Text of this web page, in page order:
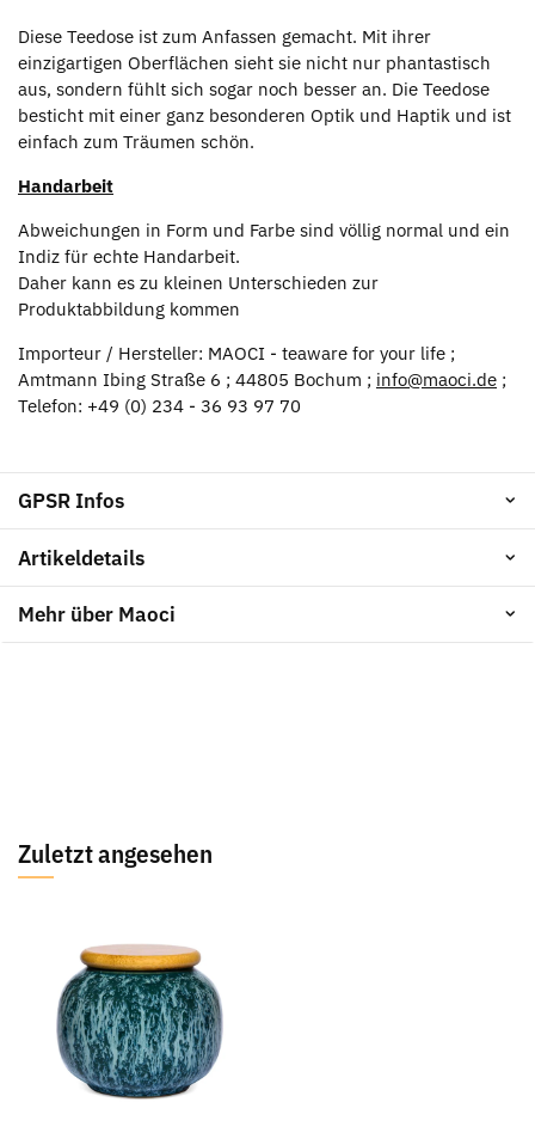
Diese Teedose ist zum Anfassen gemacht. Mit ihrer
einzigartigen Oberflächen sieht sie nicht nur phantastisch
aus, sondern fühlt sich sogar noch besser an. Die Teedose
besticht mit einer ganz besonderen Optik und Haptik und ist
einfach zum Träumen schön.
Handarbeit
Abweichungen in Form und Farbe sind völlig normal und ein
Indiz für echte Handarbeit.
Daher kann es zu kleinen Unterschieden zur
Produktabbildung kommen
Importeur / Hersteller: MAOCI - teaware for your life ;
Amtmann Ibing Straße 6 ; 44805 Bochum ; info@maoci.de ;
Telefon: +49 (0) 234 - 36 93 97 70
GPSR Infos
Artikeldetails
Mehr über Maoci
Zuletzt angesehen